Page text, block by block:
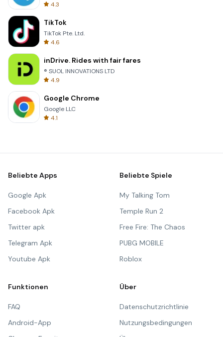
4.3
TikTok
TikTok Pte. Ltd.
4.6
inDrive. Rides with fair fares
® SUOL INNOVATIONS LTD
4.9
Google Chrome
Google LLC
4.1
Beliebte Apps
Google Apk
Facebook Apk
Twitter apk
Telegram Apk
Youtube Apk
Beliebte Spiele
My Talking Tom
Temple Run 2
Free Fire: The Chaos
PUBG MOBILE
Roblox
Funktionen
FAQ
Android-App
Über
Datenschutzrichtlinie
Nutzungsbedingungen